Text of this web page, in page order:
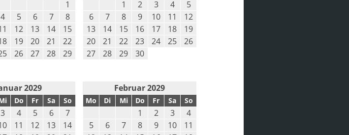
1
4 5 6 7
8
12 13 14
15
19 20 21
22
26 27 28
29
1 2 3 4
5
6
7 8 9 10 11
12
13
14 15 16 17 18
19
20
21 22 23 24 25
26
27
28 29 30
2029
Do Fr Sa So
3 4 5 6
7
11 12 13
14
Februar 2029
Mo Di Mi Do Fr Sa So
1 2 3
4
5
6 7 8 9 10
11